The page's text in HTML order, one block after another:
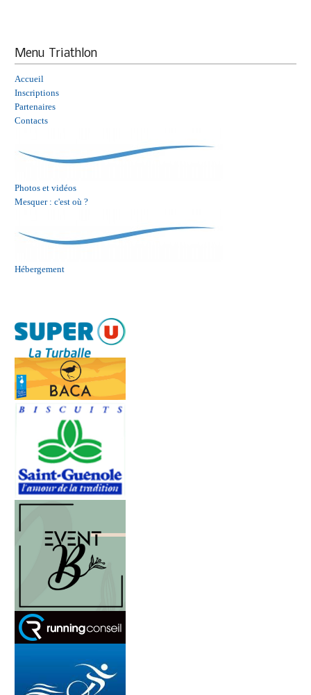
Menu Triathlon
Accueil
Inscriptions
Partenaires
Contacts
Photos et vidéos
Mesquer : c'est où ?
Hébergement